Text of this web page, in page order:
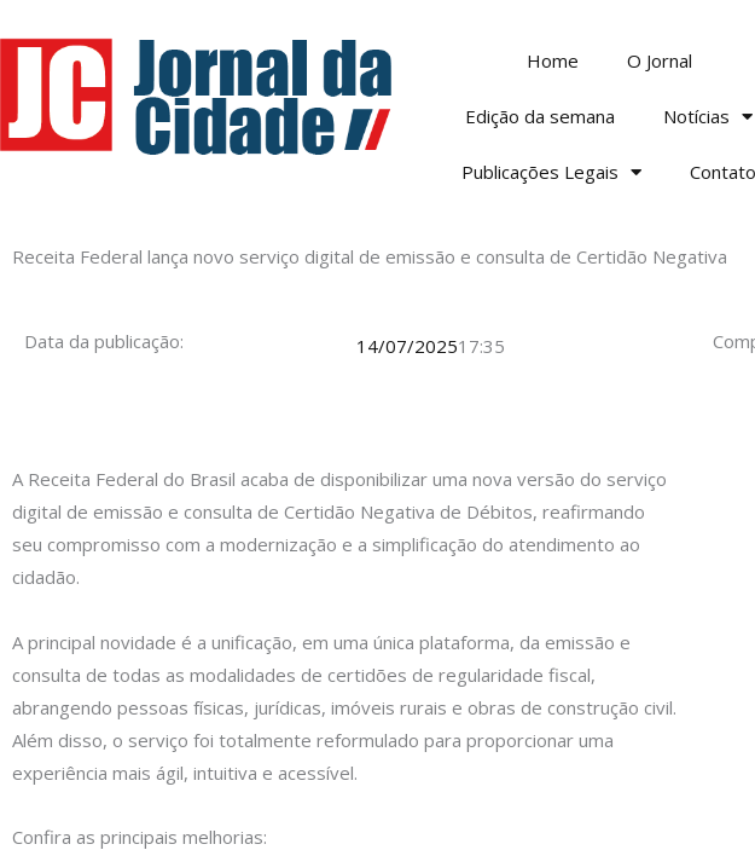
para
conteúdo
Home O Jornal
Edição da semana Notícias
Publicações Legais Contato
Receita Federal lança novo serviço digital de emissão e consulta de Certidão Negativa
Data da publicação: 14/07/202517:35
A Receita Federal do Brasil acaba de disponibilizar uma nova versão do serviço
digital de emissão e consulta de Certidão Negativa de Débitos, reafirmando
seu compromisso com a modernização e a simplificação do atendimento ao
cidadão.
A principal novidade é a unificação, em uma única plataforma, da emissão e
consulta de todas as modalidades de certidões de regularidade fiscal,
abrangendo pessoas físicas, jurídicas, imóveis rurais e obras de construção civil.
Além disso, o serviço foi totalmente reformulado para proporcionar uma
experiência mais ágil, intuitiva e acessível.
Confira as principais melhorias: